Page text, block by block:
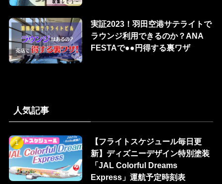
実証2023！羽田空港サテライトで
ラウンジ利用できるのか？ANA
FESTAで●●円得する裏ワザ
人気記事
【フライトスケジュール毎日更
新】ディズニーデザイン特別塗装
「JAL Colorful Dreams
Express」運航予定時刻表